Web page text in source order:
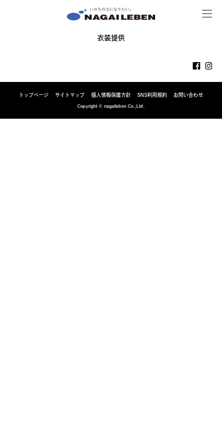
MENU
衣装提供
トップページ サイトマップ 個人情報保護方針 SNS利用規約
お問い合わせ
Copyright © nagaileben Co.,Ltd.